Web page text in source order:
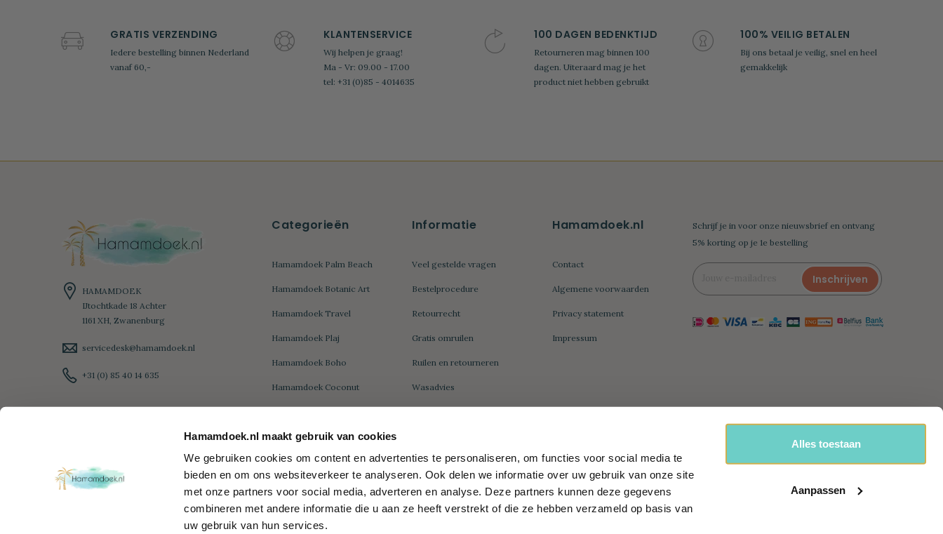
Hamamdoek.nl maakt gebruik van cookies
We gebruiken cookies om content en advertenties te personaliseren, om functies voor social media te
bieden en om ons websiteverkeer te analyseren. Ook delen we informatie over uw gebruik van onze site
met onze partners voor social media, adverteren en analyse. Deze partners kunnen deze gegevens
combineren met andere informatie die u aan ze heeft verstrekt of die ze hebben verzameld op basis van
uw gebruik van hun services.
Alles toestaan
Aanpassen
GRATIS VERZENDING
Iedere bestelling binnen Nederland
vanaf 60,-
KLANTENSERVICE
Wij helpen je graag!
Ma - Vr: 09.00 - 17.00
tel: +31 (0)85 - 4014635
100 DAGEN BEDENKTIJD
Retourneren mag binnen 100
dagen. Uiteraard mag je het
product niet hebben gebruikt
100% VEILIG BETALEN
Bij ons betaal je veilig, snel en heel
gemakkelijk
HAMAMDOEK
IJtochtkade 18 Achter
1161 XH, Zwanenburg
servicedesk@hamamdoek.nl
+31 (0) 85 40 14 635
Categorieën
Hamamdoek Palm Beach
Hamamdoek Botanic Art
Hamamdoek Travel
Hamamdoek Plaj
Hamamdoek Boho
Hamamdoek Coconut
Hamamdoek Double
Diamond
Hamamdoek Peacock
Hamamdoek Daisy
Informatie
Veel gestelde vragen
Bestelprocedure
Retourrecht
Gratis omruilen
Ruilen en retourneren
Wasadvies
Wat is een?
Wat is een hamamdoek
Wat is een fouta
Hamamdoek.nl
Contact
Algemene voorwaarden
Privacy statement
Impressum
Hamamdoek Groothandel
Relatiegeschenk
Schrijf je in voor onze nieuwsbrief en ontvang
5% korting op je 1e bestelling
Inschrijven